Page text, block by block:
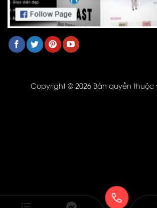
Copyright © 2026 Bản quyền thuộc